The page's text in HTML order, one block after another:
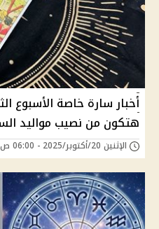
أخبار سارة خاصة الأسبوع
هتكون من نصيب مواليد
الإثنين 20/أكتوبر/2025 - 06:00 ص